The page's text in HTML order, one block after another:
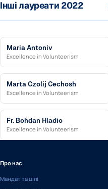
Інші лауреати 2022
Maria Antoniv
Excellence in Volunteerism
Marta Czolij Cechosh
Excellence in Volunteerism
Fr. Bohdan Hladio
Excellence in Volunteerism
Про нас
Мандат та цілі